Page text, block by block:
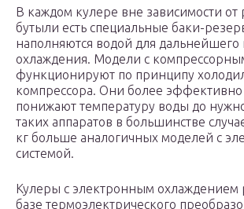
В каждом кулере вне зависимости от
бутыли есть специальные баки-
наполняются водой для дальнейшего
охлаждения. Модели с
функционируют по принципу
компрессора. Они более эффективно
понижают температуру воды до
таких аппаратов в большинстве
кг больше аналогичных моделей с
системой.
Кулеры с электронным охлаждением
базе термоэлектрического